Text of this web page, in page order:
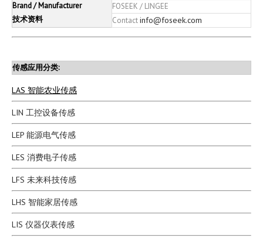
Brand / Manufacturer
FOSEEK / LINGEE
技术资料
Contactinfo@foseek.com
传感应用分类:
LAS 智能农业传感
LIN 工控设备传感
LEP 能源电气传感
LES 消费电子传感
LFS 未来科技传感
LHS 智能家居传感
LIS 仪器仪表传感
1/8 螺纹探头NTC热敏电阻温度传感器探头
型号：
NTC 消费类电源产品 50K 热敏电阻温度传感器探头